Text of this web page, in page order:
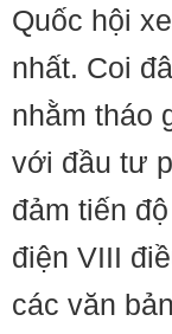
Quốc hội
nhất. Coi
nhằm tháo
với đầu tư
đảm tiến
điện VIII
các văn